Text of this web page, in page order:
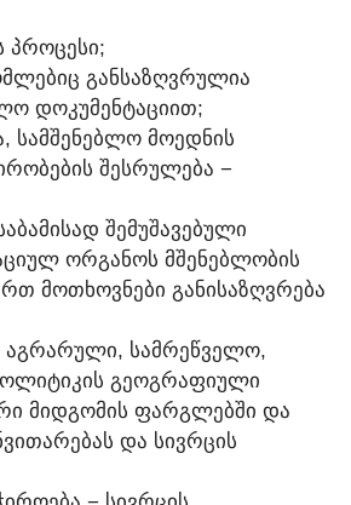
ᲞᲠᲝᲪᲔᲡᲘ;
ᲒᲐᲜᲡᲐᲖᲦᲕᲠᲣᲚᲘᲐ
ᲓᲝᲙᲣᲛᲔᲜᲢᲐᲪᲘᲘᲗ;
ᲡᲐᲛᲨᲔᲜᲔᲑᲚᲝ ᲛᲝᲔᲓᲜᲘᲡ
ᲨᲔᲡᲠᲣᲚᲔᲑᲐ −
ᲨᲔᲛᲣᲨᲐᲕᲔᲑᲣᲚᲘ
ᲝᲠᲒᲐᲜᲝᲡ ᲛᲨᲔᲜᲔᲑᲚᲝᲑᲘᲡ
ᲛᲝᲗᲮᲝᲕᲜᲔᲑᲘ ᲒᲐᲜᲘᲡᲐᲖᲦᲕᲠᲔᲑᲐ
ᲐᲒᲠᲐᲠᲣᲚᲘ, ᲡᲐᲛᲠᲔᲬᲕᲔᲚᲝ,
ᲒᲔᲝᲒᲠᲐᲤᲘᲣᲚᲘ
ᲛᲘᲓᲒᲝᲛᲘᲡ ᲤᲐᲠᲒᲚᲔᲑᲨᲘ ᲓᲐ
ᲓᲐ ᲡᲘᲕᲠᲪᲘᲡ